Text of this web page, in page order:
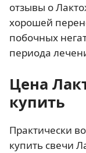
отзывы о
хорошей
побочных
периода
Цена
купить
Практически
купить свечи